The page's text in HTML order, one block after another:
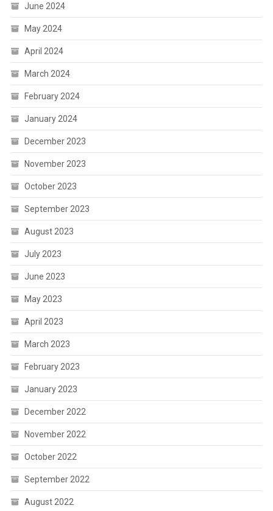
June 2024
May 2024
April 2024
March 2024
February 2024
January 2024
December 2023
November 2023
October 2023
September 2023
August 2023
July 2023
June 2023
May 2023
April 2023
March 2023
February 2023
January 2023
December 2022
November 2022
October 2022
September 2022
August 2022